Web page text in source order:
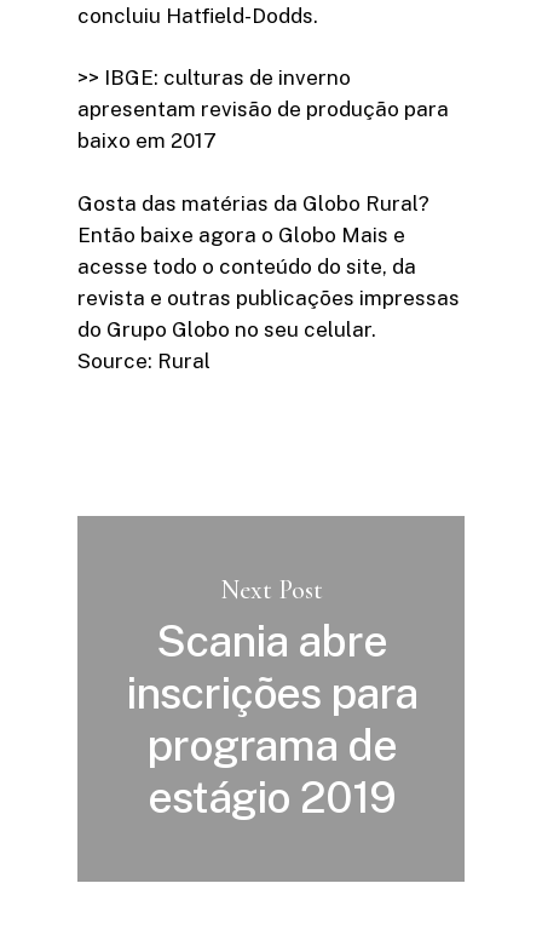
concluiu Hatfield-Dodds.
>> IBGE: culturas de inverno
apresentam revisão de produção para
baixo em 2017
Gosta das matérias da Globo Rural?
Então baixe agora o Globo Mais e
acesse todo o conteúdo do site, da
revista e outras publicações impressas
do Grupo Globo no seu celular.
Source: Rural
Next Post
Scania abre
inscrições para
programa de
estágio 2019